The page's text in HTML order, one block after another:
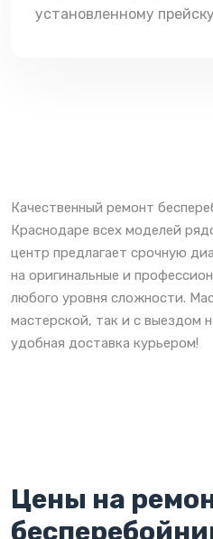
установленному
Качественный ремонт
Краснодаре всех моделей
центр предлагает срочную
на оригинальные и
любого уровня сложности.
мастерской, так и с выездом
удобная доставка курьером!
Цены на